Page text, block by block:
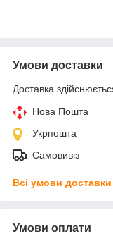
Умови доставки
Доставка
Нова Пошта
Укрпошта
Самовивіз
Всі умови доставки
Умови оплати